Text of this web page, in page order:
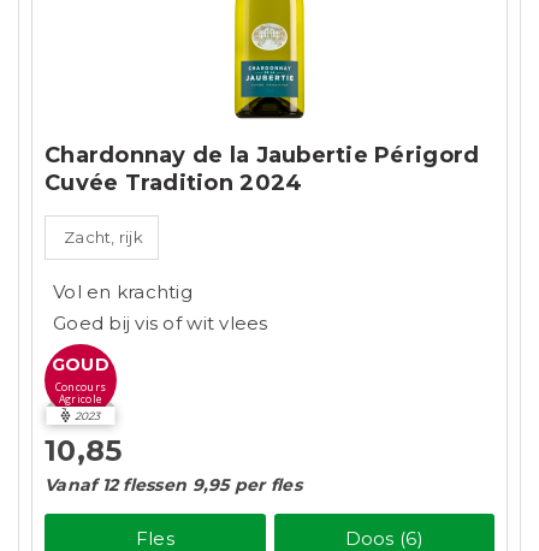
Chardonnay de la Jaubertie Périgord
Cuvée Tradition 2024
Zacht, rijk
Vol en krachtig
Goed bij vis of wit vlees
GOUD
Concours
Agricole
2023
10,85
Vanaf 12 flessen 9,95 per fles
Fles Doos (6)